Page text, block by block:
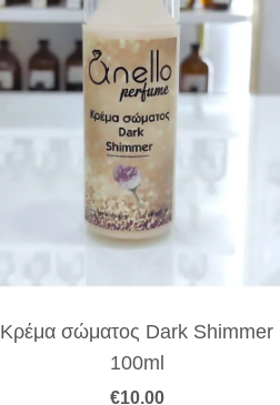
Κρέμα σώματος Dark Shimmer
100ml
€10.00